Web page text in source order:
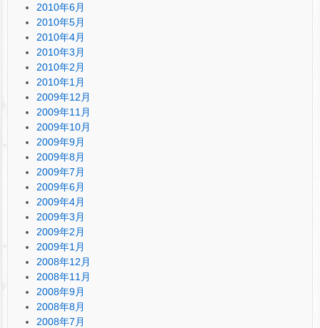
2010年6月
2010年5月
2010年4月
2010年3月
2010年2月
2010年1月
2009年12月
2009年11月
2009年10月
2009年9月
2009年8月
2009年7月
2009年6月
2009年4月
2009年3月
2009年2月
2009年1月
2008年12月
2008年11月
2008年9月
2008年8月
2008年7月